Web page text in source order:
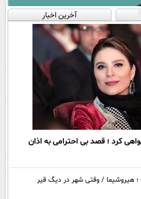
آخرین اخبار
کرد ؛ قصد بی احترامی به اذان
اوت ؛ هیروشیما / وقتی شهر در دیگ قیر